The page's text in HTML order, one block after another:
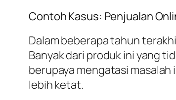
Contoh Kasus: Penjualan
Dalam beberapa tahun
Banyak dari produk ini yang
berupaya mengatasi
lebih ketat.